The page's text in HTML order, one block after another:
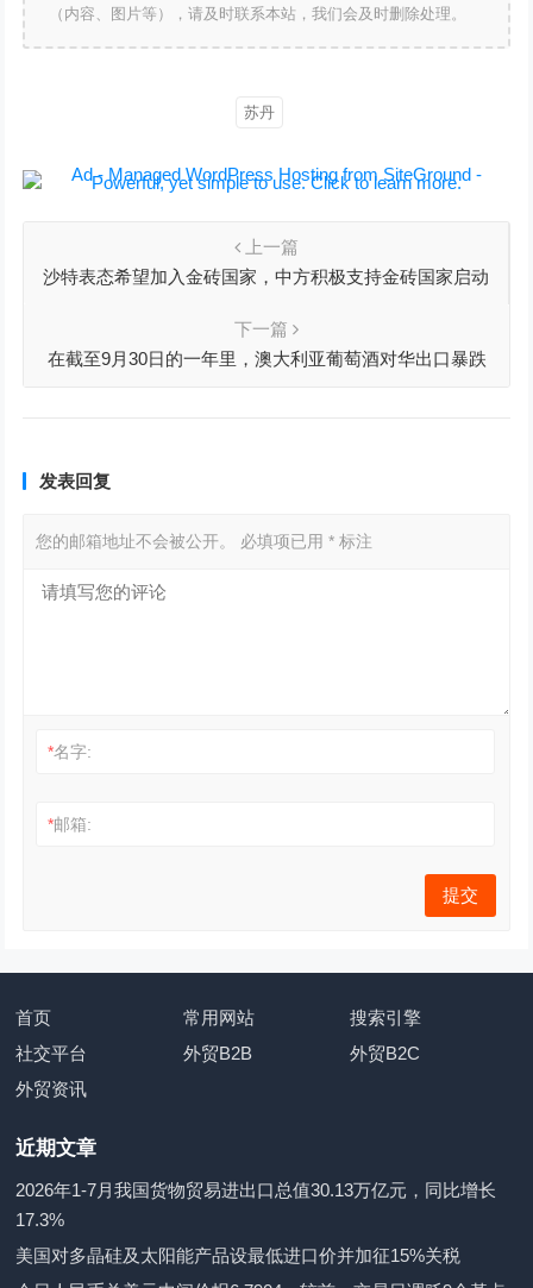
（内容、图片等），请及时联系本站，我们会及时删除处理。
苏丹
上一篇
沙特表态希望加入金砖国家，中方积极支持金砖国家启动
下一篇
在截至9月30日的一年里，澳大利亚葡萄酒对华出口暴跌
发表回复
您的邮箱地址不会被公开。 必填项已用* 标注
*名字:
*邮箱:
首页 常用网站
搜索引擎
社交平台
外贸B2B
外贸B2C
外贸资讯
近期文章
2026年1-7月我国货物贸易进出口总值30.13万亿元，同比增长
17.3%
美国对多晶硅及太阳能产品设最低进口价并加征15%关税